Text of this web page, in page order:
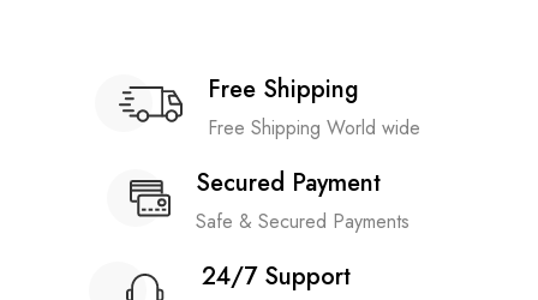
Free Shipping
Free Shipping World wide
Secured Payment
Safe & Secured Payments
24/7 Support